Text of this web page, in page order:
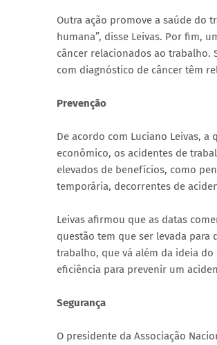
Outra ação promove a saúde do
humana”, disse Leivas. Por fim,
câncer relacionados ao trabalho.
com diagnóstico de câncer têm
Prevenção
De acordo com Luciano Leivas,
econômico, os acidentes de
elevados de benefícios, como
temporária, decorrentes de
Leivas afirmou que as datas
questão tem que ser levada
trabalho, que vá além da ideia
eficiência para prevenir um
Segurança
O presidente da Associação